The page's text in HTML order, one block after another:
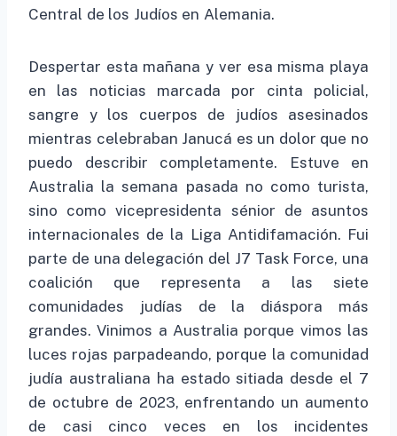
Central de los Judíos en Alemania.
Despertar esta mañana y ver esa misma playa
en las noticias marcada por cinta policial,
sangre y los cuerpos de judíos asesinados
mientras celebraban Janucá es un dolor que no
puedo describir completamente. Estuve en
Australia la semana pasada no como turista,
sino como vicepresidenta sénior de asuntos
internacionales de la Liga Antidifamación. Fui
parte de una delegación del J7 Task Force, una
coalición que representa a las siete
comunidades judías de la diáspora más
grandes. Vinimos a Australia porque vimos las
luces rojas parpadeando, porque la comunidad
judía australiana ha estado sitiada desde el 7
de octubre de 2023, enfrentando un aumento
de casi cinco veces en los incidentes